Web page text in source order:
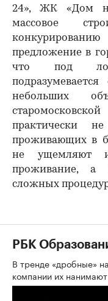
24», ЖК «Дом
массовое
предложение в
что под
подразумевается
небольших
практически
проживающих в
не ущемляют
проживание, а
сложных
РБК
В тренде «дробные»
компании их нанимают